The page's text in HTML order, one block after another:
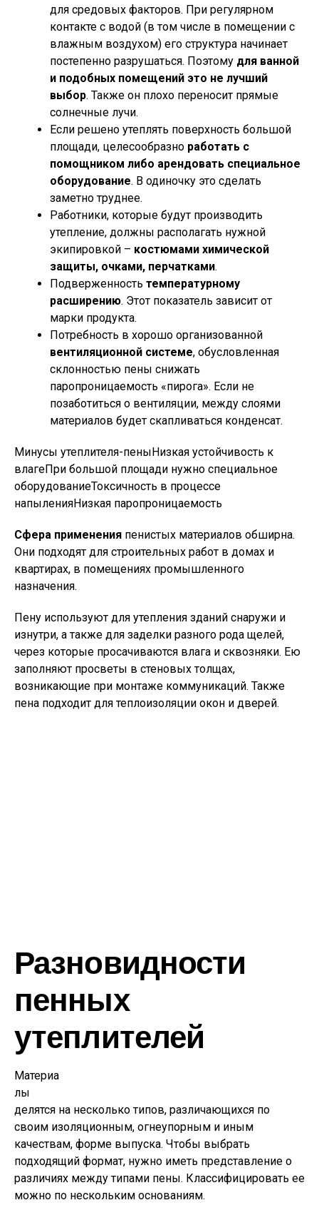
для средовых факторов. При регулярном
контакте с водой (в том числе в помещении с
влажным воздухом) его структура начинает
постепенно разрушаться. Поэтому для ванной
и подобных помещений это не лучший
выбор. Также он плохо переносит прямые
солнечные лучи.
Если решено утеплять поверхность большой
площади, целесообразно работать с
помощником либо арендовать специальное
оборудование. В одиночку это сделать
заметно труднее.
Работники, которые будут производить
утепление, должны располагать нужной
экипировкой – костюмами химической
защиты, очками, перчатками.
Подверженность температурному
расширению. Этот показатель зависит от
марки продукта.
Потребность в хорошо организованной
вентиляционной системе, обусловленная
склонностью пены снижать
паропроницаемость «пирога». Если не
позаботиться о вентиляции, между слоями
материалов будет скапливаться конденсат.
Минусы утеплителя-пеныНизкая устойчивость к
влагеПри большой площади нужно специальное
оборудованиеТоксичность в процессе
напыленияНизкая паропроницаемость
Сфера применения пенистых материалов обширна.
Они подходят для строительных работ в домах и
квартирах, в помещениях промышленного
назначения.
Пену используют для утепления зданий снаружи и
изнутри, а также для заделки разного рода щелей,
через которые просачиваются влага и сквозняки. Ею
заполняют просветы в стеновых толщах,
возникающие при монтаже коммуникаций. Также
пена подходит для теплоизоляции окон и дверей.
Разновидности
пенных
утеплителей
Материа
лы
делятся на несколько типов, различающихся по
своим изоляционным, огнеупорным и иным
качествам, форме выпуска. Чтобы выбрать
подходящий формат, нужно иметь представление о
различиях между типами пены. Классифицировать ее
можно по нескольким основаниям.